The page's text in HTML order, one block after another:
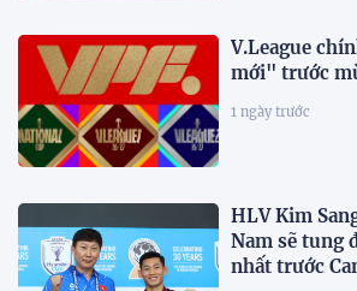
V.League
mới" trước
1 ngày trước
HLV Kim
Nam sẽ tung
nhất trước